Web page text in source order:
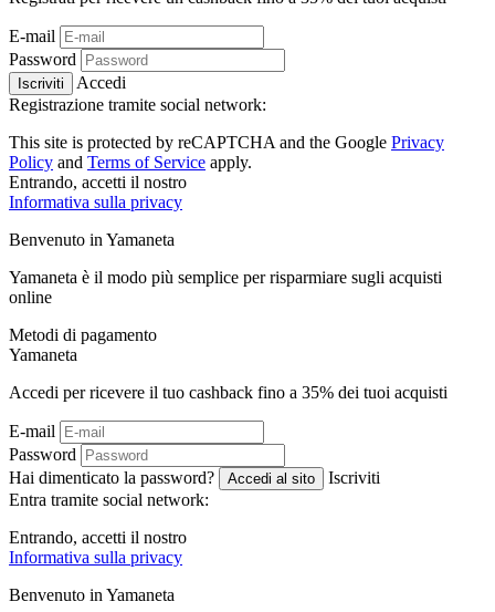
E-mail
Password
Iscriviti
Accedi
Registrazione tramite social network:
This site is protected by reCAPTCHA and the Google Privacy
Policy and Terms of Service apply.
Entrando, accetti il ​​nostro
Informativa sulla privacy
Benvenuto in Yamaneta
Yamaneta è il modo più semplice per risparmiare sugli acquisti
online
Metodi di pagamento
Yamaneta
Accedi per ricevere il tuo cashback fino a 35% dei tuoi acquisti
E-mail
Password
Hai dimenticato la password?
Accedi al sito
Iscriviti
Entra tramite social network:
Entrando, accetti il ​​nostro
Informativa sulla privacy
Benvenuto in Yamaneta